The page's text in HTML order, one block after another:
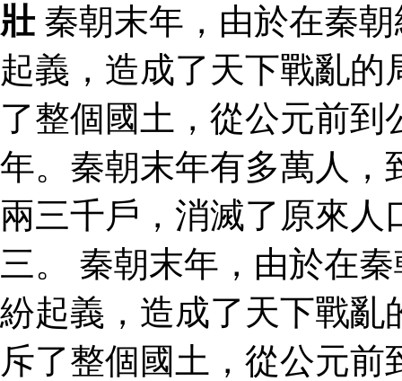
壯秦朝末年，由於在秦
起義，造成了天下戰亂
了整個國土，從公元前
年。秦朝末年有多萬人，
兩三千戶，消滅了原來
三。 秦朝末年，由於在
紛起義，造成了天下戰亂
斥了整個國土，從公元